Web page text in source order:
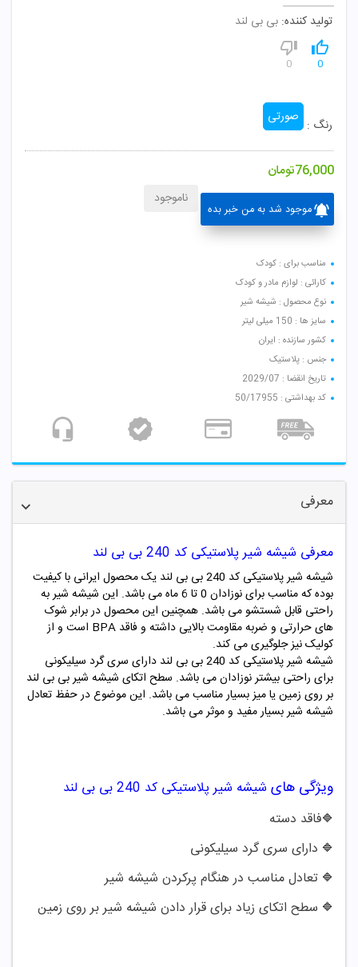
تولید کننده: بی بی لند
0
0
رنگ : صورتی
76,000تومان
موجود شد به من خبر بده
ناموجود
مناسب برای : کودک
کارائی : لوازم مادر و کودک
نوع محصول : شیشه شیر
سایز ها : 150 میلی لیتر
کشور سازنده : ایران
جنس : پلاستیک
تاریخ انقضا : 2029/07
کد بهداشتی : 50/17955
معرفی
معرفی شیشه شیر پلاستیکی کد 240 بی بی لند
شیشه شیر پلاستیکی کد 240بی بی لند یک محصول ایرانی با کیفیت
بوده که مناسب برای نوزادان 0 تا 6 ماه می باشد. این شیشه شیر به
راحتی قابل شستشو می باشد. همچنین این محصول در برابر شوک
های حرارتی و ضربه مقاومت بالایی داشته و فاقد BPA است و از
کولیک نیز جلوگیری می کند.
شیشه شیر پلاستیکی کد 240بی بی لند دارای سری گرد سیلیکونی
برای راحتی بیشتر نوزادان می باشد. سطح اتکای شیشه شیر بی بی لند
بر روی زمین یا میز بسیار مناسب می باشد. این موضوع در حفظ تعادل
شیشه شیر بسیار مفید و موثر می باشد.
ویژگی های شیشه شیر پلاستیکی کد 240بی بی لند
🔷فاقد دسته
🔷 دارای سری گرد سیلیکونی
🔷 تعادل مناسب در هنگام پرکردن شیشه شیر
🔷 سطح اتکای زیاد برای قرار دادن شیشه شیر بر روی زمین